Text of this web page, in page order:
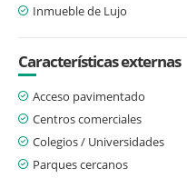
Inmueble de Lujo
Características externas
Acceso pavimentado
Centros comerciales
Colegios / Universidades
Parques cercanos